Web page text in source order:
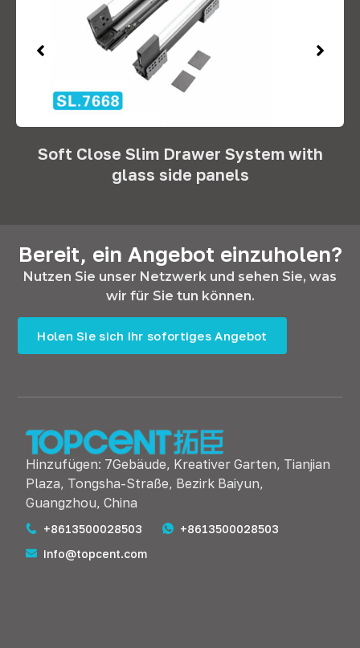
Soft Close Slim Drawer System with
glass side panels
Bereit, ein Angebot einzuholen?
Nutzen Sie unser Netzwerk und sehen Sie, was
wir für Sie tun können.
Holen Sie sich Ihr sofortiges Angebot
Hinzufügen: 7Gebäude, Kreativer Garten, Tianjian
Plaza, Tongsha-Straße, Bezirk Baiyun,
Guangzhou, China
+8613500028503
+8613500028503
info@topcent.com